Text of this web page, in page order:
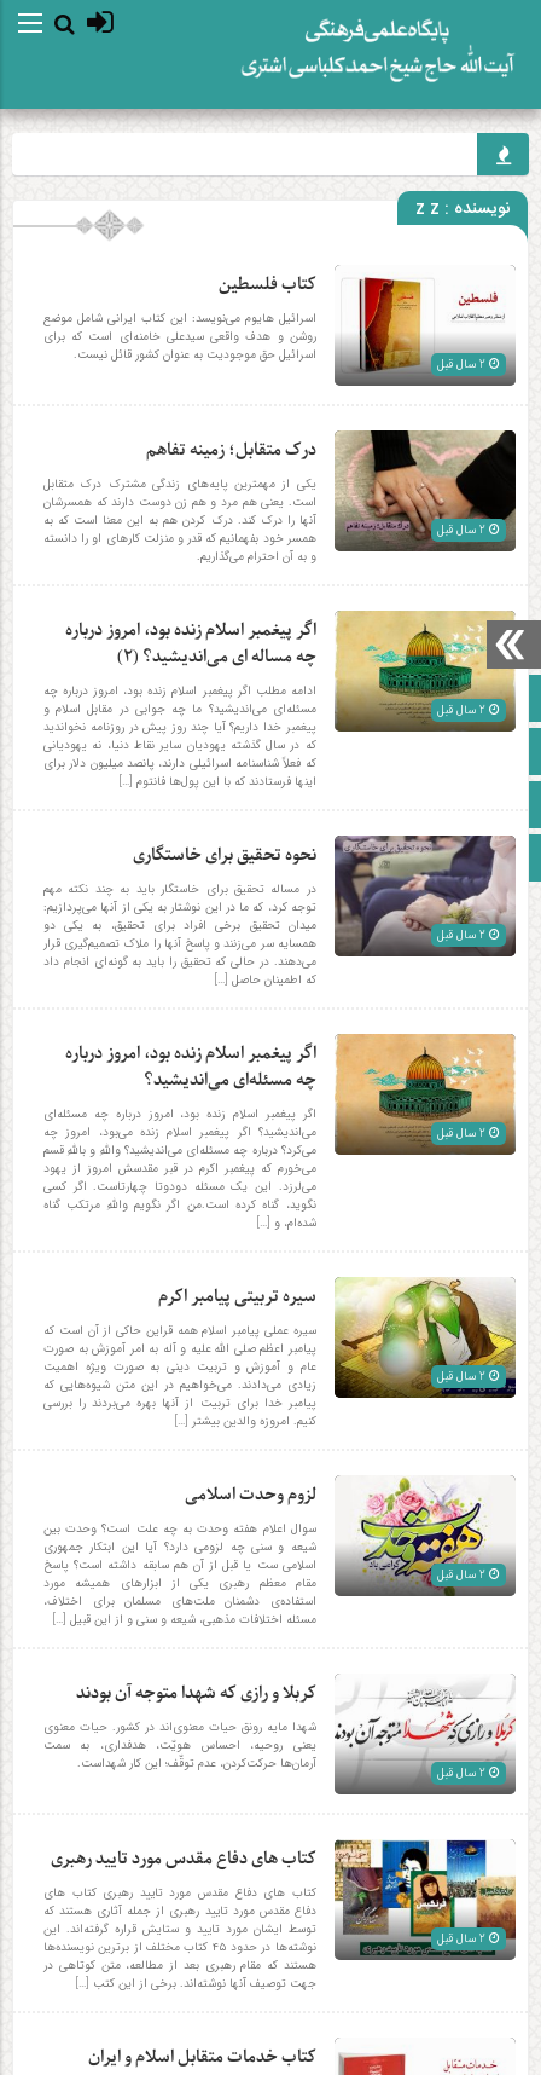
صفحه نخست
زبان انگلیسی
نویسنده : z z
کتاب فلسطین
اسرائیل هایوم می‌نویسد: این کتاب ایرانی شامل موضع
روشن و هدف واقعی سیدعلی خامنه‌ای است که برای
اسرائیل حق موجودیت به عنوان کشور قائل نیست.
درک متقابل؛ زمینه تفاهم
یکی از مهمترین پایه‌های زندگی مشترک درک متقابل
است. یعنی هم مرد و هم زن دوست دارند که همسرشان
آنها را درک کند. درک کردن هم به این معنا است که به
همسر خود بفهمانیم که قدر و منزلت کارهای او را دانسته
و به آن احترام می‌گذاریم.
اگر پیغمبر اسلام زنده بود، امروز درباره
چه مساله‌ ای می‌اندیشید؟ (۲)
ادامه مطلب اگر پیغمبر اسلام زنده بود، امروز درباره چه
مسئله‌ای می‌اندیشید؟ ما چه جوابی در مقابل اسلام و
پیغمبر خدا داریم؟ آیا چند روز پیش در روزنامه نخواندید
که در سال گذشته یهودیان سایر نقاط دنیا، نه یهودیانی
که فعلاً شناسنامه اسرائیلی دارند، پانصد میلیون دلار برای
اینها فرستادند که با این پول‌ها فانتوم […]
نحوه تحقیق برای خاستگاری
در مساله تحقیق برای خاستگار باید به چند نکته مهم
توجه کرد، که ما در این نوشتار به یکی از آنها می‌پردازیم:
میدان تحقیق برخی افراد برای تحقیق، به یکی دو
همسایه سر می‌زنند و پاسخ آنها را ملاک تصمیم‌گیری قرار
می‌دهند. در حالی که تحقیق را باید به گونه‌ای انجام داد
که اطمینان حاصل […]
اگر پیغمبر اسلام زنده بود، امروز درباره
چه مسئله‌ای می‌اندیشید؟
اگر پیغمبر اسلام زنده بود، امروز درباره چه مسئله‌ای
می‌اندیشید؟ اگر پیغمبر اسلام زنده می‌بود، امروز چه
می‌کرد؟ درباره چه مسئله‌ای می‌اندیشید؟ واللهِ و باللهِ قسم
می‌خورم که پیغمبر اکرم در قبر مقدسش امروز از یهود
می‏‌لرزد. این یک مسئله‌ دودوتا چهارتاست. اگر کسی
نگوید، گناه کرده است.من اگر نگویم واللهِ مرتکب گناه
شده‌ام، و […]
سیره تربیتی پیامبر اکرم
سیره عملی پیامبر اسلام همه قراین حاکی از آن است که
پیامبر اعظم صلی الله علیه و آله به امر آموزش به صورت
عام و آموزش و تربیت دینی به صورت ویژه اهمیت
زیادی می‌دادند. می‌خواهیم در این متن شیوه‌هایی که
پیامبر خدا برای تربیت از آنها بهره می‌بردند را بررسی
کنیم. امروزه والدین بیشتر […]
لزوم وحدت اسلامی
سوال اعلام هفته وحدت به چه علت است؟ وحدت بین
شیعه و سنی چه لزومی دارد؟ آیا این ابتکار جمهوری
اسلامی ست یا قبل از آن هم سابقه داشته است؟ پاسخ
مقام معظم رهبری یکی از ابزارهای همیشه مورد
استفاده‌ی دشمنان ملت‌های مسلمان برای اختلاف،
مسئله‌ اختلافات مذهبی، شیعه و سنی و از این قبیل […]
کربلا و رازی که شهدا متوجه آن بودند
شهدا مایه‌ رونق حیات معنوی‌اند در کشور. حیات معنوی
یعنی روحیه، احساس هویّت، هدفداری، به سمت
آرمان‌ها حرکت‌کردن، عدم توقّف؛ این کار شهداست.
کتاب های دفاع مقدس مورد تایید رهبری
کتاب های دفاع مقدس مورد تایید رهبری کتاب های
دفاع مقدس مورد تایید رهبری از جمله آثاری هستند که
توسط ایشان مورد تایید و ستایش قراره گرفته‌اند. این
نوشته‌ها در حدود ۴۵ کتاب مختلف از برترین نویسنده‌ها
هستند که مقام رهبری بعد از مطالعه، متن کوتاهی در
جهت توصیف آنها نوشته‌اند. برخی از این کتب […]
کتاب خدمات متقابل اسلام و ایران